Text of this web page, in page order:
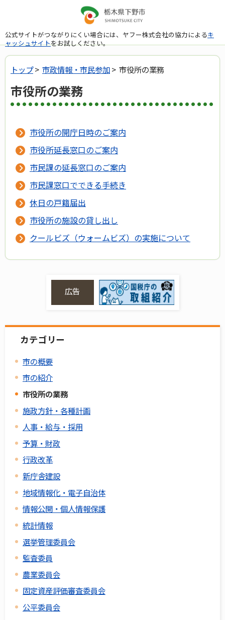
公式サイトがつながりにくい場合には、ヤフー株式会社の協力によるキ
ャッシュサイトをお試しください。
トップ> 市政情報・市民参加> 市役所の業務
市役所の業務
市役所の開庁日時のご案内
市役所延長窓口のご案内
市民課の延長窓口のご案内
市民課窓口でできる手続き
休日の戸籍届出
市役所の施設の貸し出し
クールビズ（ウォームビズ）の実施について
広告
カテゴリー
市の概要
市の紹介
市役所の業務
施政方針・各種計画
人事・給与・採用
予算・財政
行政改革
新庁舎建設
地域情報化・電子自治体
情報公開・個人情報保護
統計情報
選挙管理委員会
監査委員
農業委員会
固定資産評価審査委員会
公平委員会